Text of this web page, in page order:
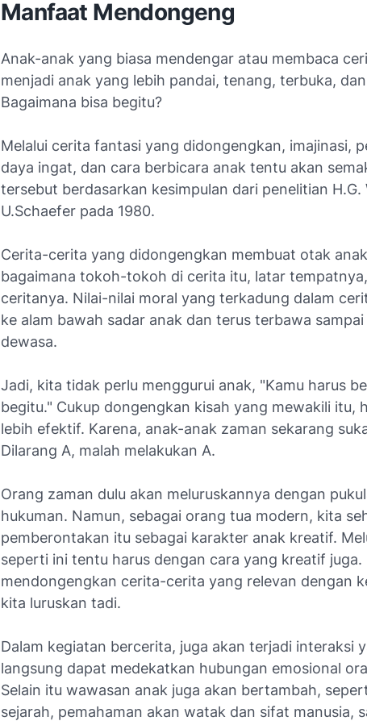
Manfaat Mendongeng
Anak-anak yang biasa mendengar atau membaca
menjadi anak yang lebih pandai, tenang, terbuka,
Bagaimana bisa begitu?
Melalui cerita fantasi yang didongengkan, imajinasi,
daya ingat, dan cara berbicara anak tentu akan
tersebut berdasarkan kesimpulan dari penelitian H.G.
U.Schaefer pada 1980.
Cerita-cerita yang didongengkan membuat otak
bagaimana tokoh-tokoh di cerita itu, latar
ceritanya. Nilai-nilai moral yang terkadung dalam
ke alam bawah sadar anak dan terus terbawa
dewasa.
Jadi, kita tidak perlu menggurui anak, "Kamu harus
begitu." Cukup dongengkan kisah yang mewakili itu,
lebih efektif. Karena, anak-anak zaman sekarang
Dilarang A, malah melakukan A.
Orang zaman dulu akan meluruskannya dengan
hukuman. Namun, sebagai orang tua modern, kita
pemberontakan itu sebagai karakter anak kreatif.
seperti ini tentu harus dengan cara yang kreatif juga.
mendongengkan cerita-cerita yang relevan dengan
kita luruskan tadi.
Dalam kegiatan bercerita, juga akan terjadi interaksi
langsung dapat medekatkan hubungan emosional
Selain itu wawasan anak juga akan bertambah,
sejarah, pemahaman akan watak dan sifat manusia,